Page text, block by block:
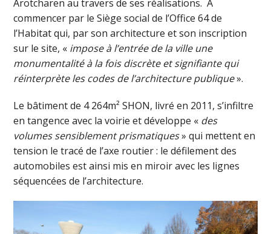
Arotcharen au travers de ses réalisations. À
commencer par le Siège social de l’Office 64 de
l’Habitat qui, par son architecture et son inscription
sur le site, « impose à l’entrée de la ville une
monumentalité à la fois discrète et signifiante qui
réinterprète les codes de l’architecture publique».
Le bâtiment de 4 264m² SHON, livré en 2011, s’infiltre
en tangence avec la voirie et développe « des
volumes sensiblement prismatiques» qui mettent en
tension le tracé de l’axe routier : le défilement des
automobiles est ainsi mis en miroir avec les lignes
séquencées de l’architecture.